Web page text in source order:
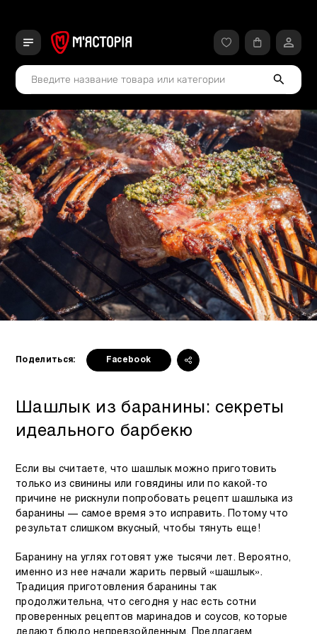
Поделиться: Facebook
Шашлык из баранины: секреты
идеального барбекю
Если вы считаете, что шашлык можно приготовить
только из свинины или говядины или по какой-то
причине не рискнули попробовать рецепт шашлыка из
баранины — самое время это исправить. Потому что
результат слишком вкусный, чтобы тянуть еще!
Баранину на углях готовят уже тысячи лет. Вероятно,
именно из нее начали жарить первый «шашлык».
Традиция приготовления баранины так
продолжительна, что сегодня у нас есть сотни
проверенных рецептов маринадов и соусов, которые